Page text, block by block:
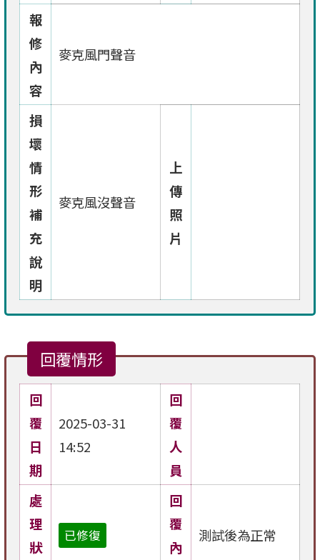
報
修
內
容
麥克風門聲音
損
壞
情
形
補
充
說
明
麥克風沒聲音
上
傳
照
片
回覆情形
回
覆
日
期
2025-03-31
14:52
回
覆
人
員
處
理
狀
已修復
回
覆
內
測試後為正常